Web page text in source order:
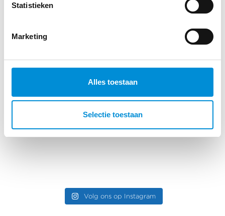
Statistieken
Marketing
Alles toestaan
Selectie toestaan
Volg ons op Instagram